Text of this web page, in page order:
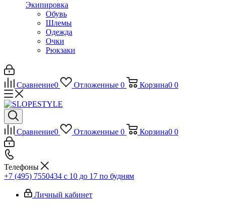
Экипировка
Обувь
Шлемы
Одежда
Очки
Рюкзаки
Сравнение0 Отложенные 0 Корзина0 0
Сравнение0 Отложенные 0 Корзина0 0
Телефоны
+7 (495) 7550434 с 10 до 17 по будням
Личный кабинет